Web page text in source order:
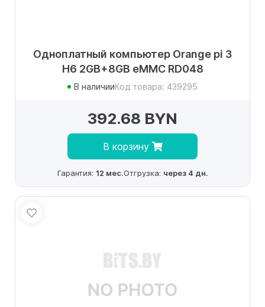
Одноплатный компьютер Orange pi 3
H6 2GB+8GB eMMC RD048
В наличииКод товара: 439295
392.68 BYN
В корзину
Гарантия: 12 мес.Отгрузка: через 4 дн.